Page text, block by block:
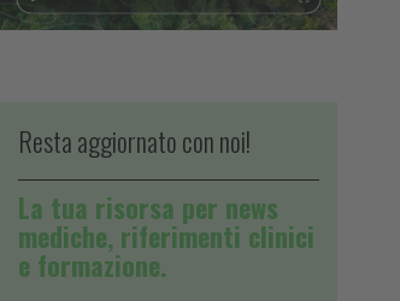
Resta aggiornato con noi!
La tua risorsa per news
mediche, riferimenti clinici
e formazione.